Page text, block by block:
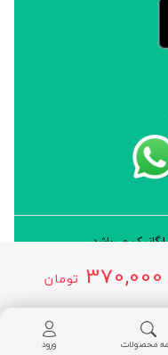
370,000 تومان
می‌باشد.
(نرم افزار سارب)
محصولات ورود